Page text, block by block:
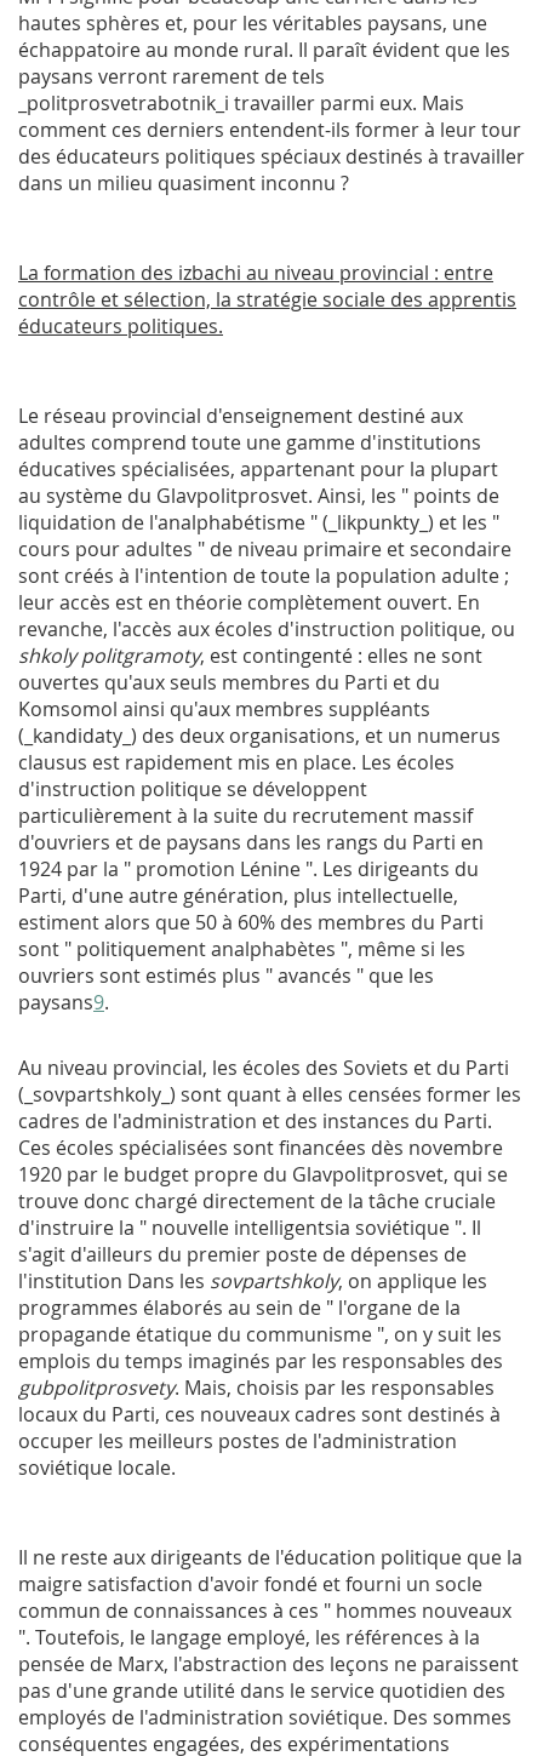
hautes sphères et, pour les véritables paysans, une
échappatoire au monde rural. Il paraît évident que les
paysans verront rarement de tels
_politprosvetrabotnik_i travailler parmi eux. Mais
comment ces derniers entendent-ils former à leur tour
des éducateurs politiques spéciaux destinés à travailler
dans un milieu quasiment inconnu ?
La formation des izbachi au niveau provincial : entre
contrôle et sélection, la stratégie sociale des apprentis
éducateurs politiques.
Le réseau provincial d'enseignement destiné aux
adultes comprend toute une gamme d'institutions
éducatives spécialisées, appartenant pour la plupart
au système du Glavpolitprosvet. Ainsi, les " points de
liquidation de l'analphabétisme " (_likpunkty_) et les "
cours pour adultes " de niveau primaire et secondaire
sont créés à l'intention de toute la population adulte ;
leur accès est en théorie complètement ouvert. En
revanche, l'accès aux écoles d'instruction politique, ou
shkoly politgramoty, est contingenté : elles ne sont
ouvertes qu'aux seuls membres du Parti et du
Komsomol ainsi qu'aux membres suppléants
(_kandidaty_) des deux organisations, et un numerus
clausus est rapidement mis en place. Les écoles
d'instruction politique se développent
particulièrement à la suite du recrutement massif
d'ouvriers et de paysans dans les rangs du Parti en
1924 par la " promotion Lénine ". Les dirigeants du
Parti, d'une autre génération, plus intellectuelle,
estiment alors que 50 à 60% des membres du Parti
sont " politiquement analphabètes ", même si les
ouvriers sont estimés plus " avancés " que les
paysans9.
Au niveau provincial, les écoles des Soviets et du Parti
(_sovpartshkoly_) sont quant à elles censées former les
cadres de l'administration et des instances du Parti.
Ces écoles spécialisées sont financées dès novembre
1920 par le budget propre du Glavpolitprosvet, qui se
trouve donc chargé directement de la tâche cruciale
d'instruire la " nouvelle intelligentsia soviétique ". Il
s'agit d'ailleurs du premier poste de dépenses de
l'institution Dans les sovpartshkoly, on applique les
programmes élaborés au sein de " l'organe de la
propagande étatique du communisme ", on y suit les
emplois du temps imaginés par les responsables des
gubpolitprosvety. Mais, choisis par les responsables
locaux du Parti, ces nouveaux cadres sont destinés à
occuper les meilleurs postes de l'administration
soviétique locale.
Il ne reste aux dirigeants de l'éducation politique que la
maigre satisfaction d'avoir fondé et fourni un socle
commun de connaissances à ces " hommes nouveaux
". Toutefois, le langage employé, les références à la
pensée de Marx, l'abstraction des leçons ne paraissent
pas d'une grande utilité dans le service quotidien des
employés de l'administration soviétique. Des sommes
conséquentes engagées, des expérimentations